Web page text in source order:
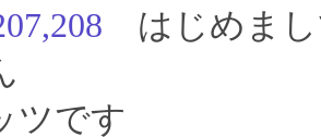
はじめま
ツです